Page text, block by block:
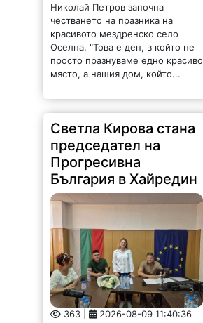
Николай Петров започна
честването на празника на
красивото мездренско село
Оселна. "Това е ден, в който не
просто празнуваме едно красиво
място, а нашия дом, който...
Светла Кирова стана
председател на
Прогресивна
България в Хайредин
363 | 2026-08-09 11:40:36